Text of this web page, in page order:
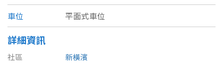
苗栗縣
台中市
彰化縣
農舍 辦公 店面 工廠
車位
平面式車位
詳細資訊
社區
新橫濱